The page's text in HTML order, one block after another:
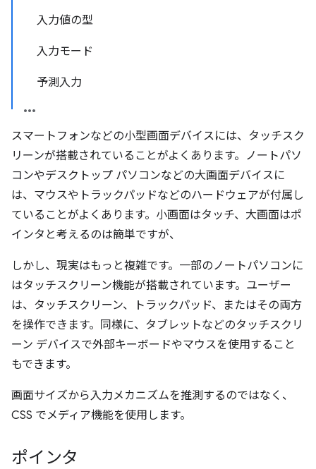
入力値の型
入力モード
予測入力
スマートフォンなどの小型画面デバイスには、タッチスク
リーンが搭載されていることがよくあります。ノートパソ
コンやデスクトップ パソコンなどの大画面デバイスに
は、マウスやトラックパッドなどのハードウェアが付属し
ていることがよくあります。小画面はタッチ、大画面はポ
インタと考えるのは簡単ですが、
しかし、現実はもっと複雑です。一部のノートパソコンに
はタッチスクリーン機能が搭載されています。ユーザー
は、タッチスクリーン、トラックパッド、またはその両方
を操作できます。同様に、タブレットなどのタッチスクリ
ーン デバイスで外部キーボードやマウスを使用すること
もできます。
画面サイズから入力メカニズムを推測するのではなく、
CSS でメディア機能を使用します。
ポインタ